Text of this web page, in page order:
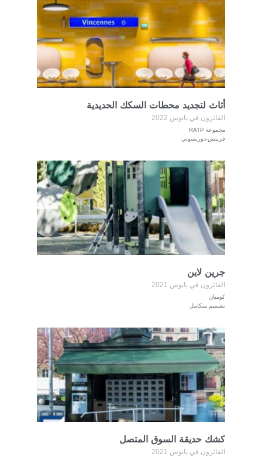
أثاث لتجديد محطات السكك الحديدية
الفائزون في يانوس 2022
مجموعة RATP
فريتش-دوريسوتي
جرين لاين
الفائزون في يانوس 2021
كومبان
تصميم متكامل
كشك حديقة السوق المتصل
الفائزون في يانوس 2021